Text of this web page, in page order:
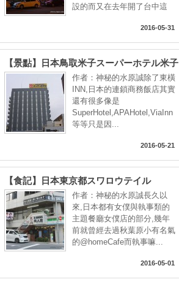
設的而又在去年開了台中這
2016-05-31
【景點】日本鳥取米子スーパーホテル米子
站前(SUPER HOTEL YONAGO
EKIMAE)@中國地方-米子萬能町 : 溫馨舒
適, 東西健康好吃又現代化的商務旅館
作者：神秘的水原誠除了東橫
INN,日本的連鎖商務飯店其實
還有很多像是
SuperHotel,APAHotel,ViaInn
等等只是因...
2016-05-21
【食記】日本東京都スワロウテイル
SWALLOWTAIL 執事喫茶@豐島東池袋-池
袋東口 : 環境舒適高雅, 不同與親民女僕的
大小姐養成中心
作者：神秘的水原誠長久以
來,日本都有女僕與執事類的
主題餐廳女僕店的部分,幾年
前就曾經去過秋葉原小有名氣
的@homeCafe而執事嘛...
2016-05-01